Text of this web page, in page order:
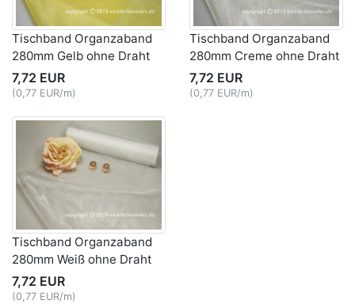
Tischband Organzaband
280mm Gelb ohne Draht
7,72 EUR
(0,77 EUR/m)
Tischband Organzaband
280mm Creme ohne Draht
7,72 EUR
(0,77 EUR/m)
Tischband Organzaband
280mm Weiß ohne Draht
7,72 EUR
(0,77 EUR/m)